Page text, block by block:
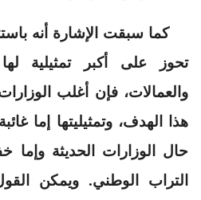
كما سبقت الإشارة أنه
تحوز على أكبر تمثيلية
والعمالات، فإن أغلب
هذا الهدف، وتمثيليتها إما
حال الوزارات الحديثة
التراب الوطني. ويمكن